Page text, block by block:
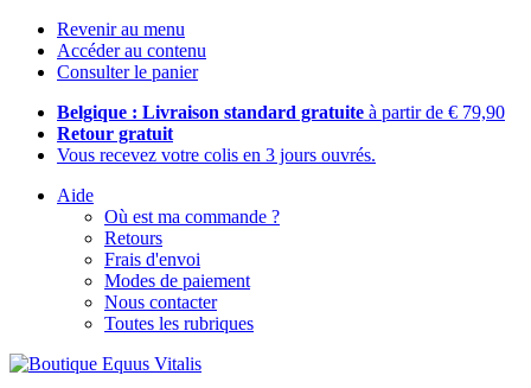
Revenir au menu
Accéder au contenu
Consulter le panier
Belgique : Livraison standard gratuite à partir de € 79,90
Retour gratuit
Vous recevez votre colis en 3 jours ouvrés.
Aide
Où est ma commande ?
Retours
Frais d'envoi
Modes de paiement
Nous contacter
Toutes les rubriques